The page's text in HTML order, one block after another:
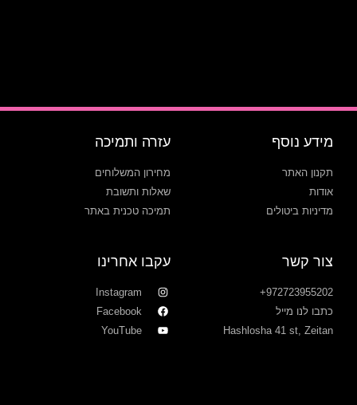
מידע נוסף
תקנון האתר
אודות
מדיניות ביטולים
עזרה ותמיכה
מחירון המשלוחים
שאלות ותשובת
תמיכה טכנית באתר
צור קשר
972723955202+
כתבו לנו מייל
Hashlosha 41 st, Zeitan
עקבו אחרינו
Instagram
Facebook
YouTube